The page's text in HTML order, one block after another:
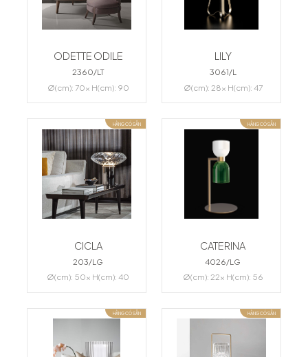
ODETTE ODILE
2360/LT
Ø(cm): 70x H(cm): 90
LILY
3061/L
Ø(cm): 28x H(cm): 47
HÀNG CÓ SẴN
CICLA
203/LG
Ø(cm): 50x H(cm): 40
HÀNG CÓ SẴN
CATERINA
4026/LG
Ø(cm): 22x H(cm): 56
HÀNG CÓ SẴN HÀNG CÓ SẴN